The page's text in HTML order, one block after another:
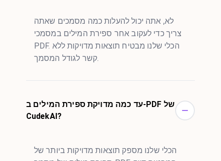
לא, אתה יכול להעלות כמה מסמכים שאתה
צריך כדי לעקוב אחר ספירת המילים במסמכי
PDF. הכלי שלנו מבטיח תוצאות מדויקות ללא
קשר לגודל המסמך.
עד כמה מדויקת ספירת המילים ב-PDF של
CudekAI?
הכלי שלנו מספק תוצאות מדויקות ביותר של